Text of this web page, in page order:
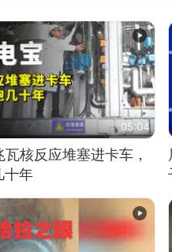
05:04
核反应堆塞进卡车，
十年